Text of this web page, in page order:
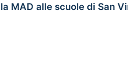
MAD alle scuole di San